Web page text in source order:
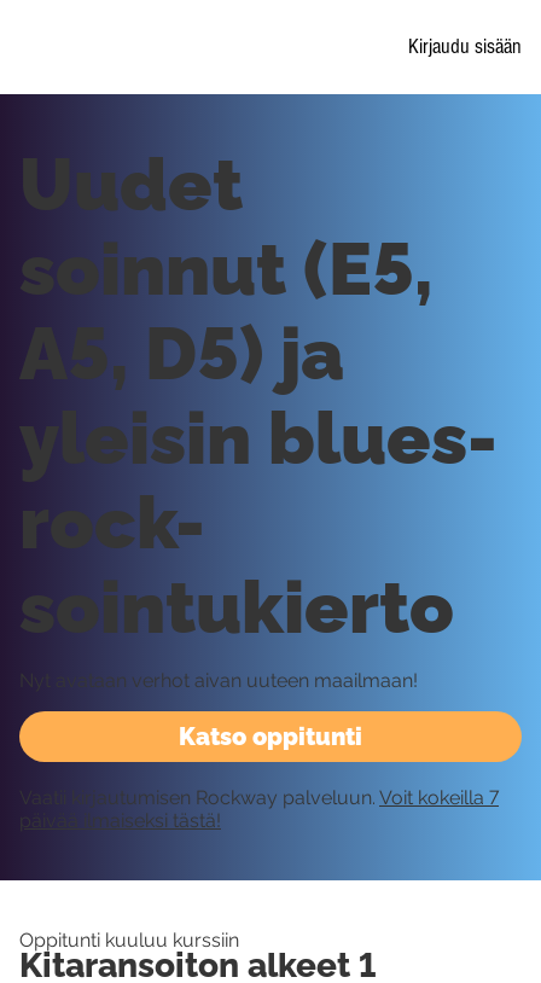
Kirjaudu sisään
Katso oppitunti
Uudet
soinnut (E5,
A5, D5) ja
yleisin blues-
rock-
sointukierto
Nyt avataan verhot aivan uuteen maailmaan!
Vaatii kirjautumisen Rockway palveluun. Voit kokeilla 7
päivää ilmaiseksi tästä!
Oppitunti kuuluu kurssiin
Kitaransoiton alkeet 1